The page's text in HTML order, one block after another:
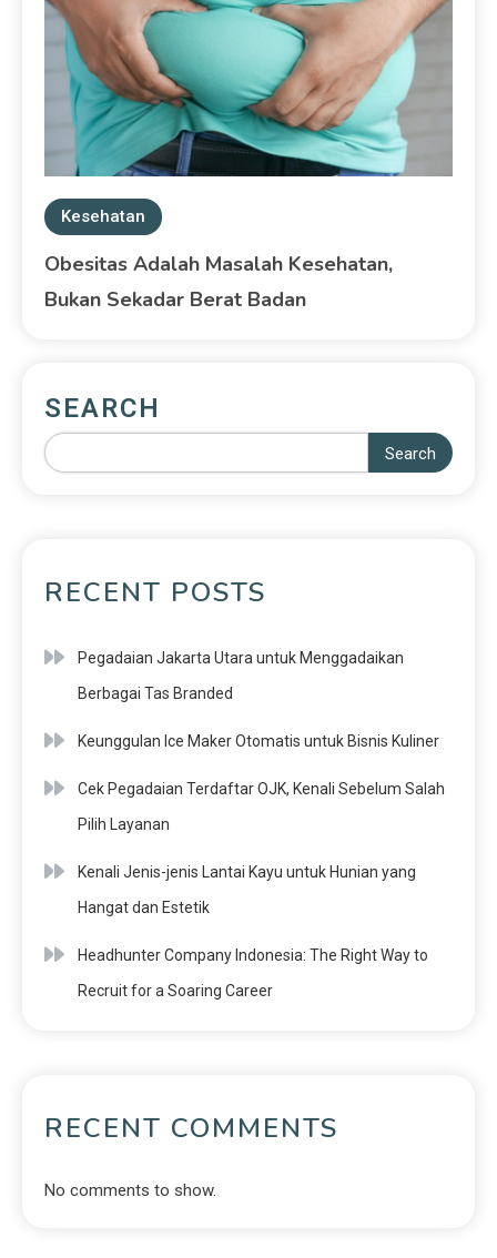
Kesehatan
Obesitas Adalah Masalah Kesehatan,
Bukan Sekadar Berat Badan
SEARCH
Search
RECENT POSTS
Pegadaian Jakarta Utara untuk Menggadaikan
Berbagai Tas Branded
Keunggulan Ice Maker Otomatis untuk Bisnis Kuliner
Cek Pegadaian Terdaftar OJK, Kenali Sebelum Salah
Pilih Layanan
Kenali Jenis-jenis Lantai Kayu untuk Hunian yang
Hangat dan Estetik
Headhunter Company Indonesia: The Right Way to
Recruit for a Soaring Career
RECENT COMMENTS
No comments to show.